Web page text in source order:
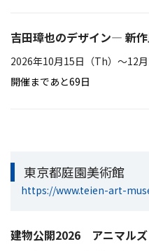
吉田璋也のデザイン― 新
2026年10月15日（Th）〜12月
開催まであと69日
東京都庭園美術館
https://www.teien-art-
建物公開2026 アニマル